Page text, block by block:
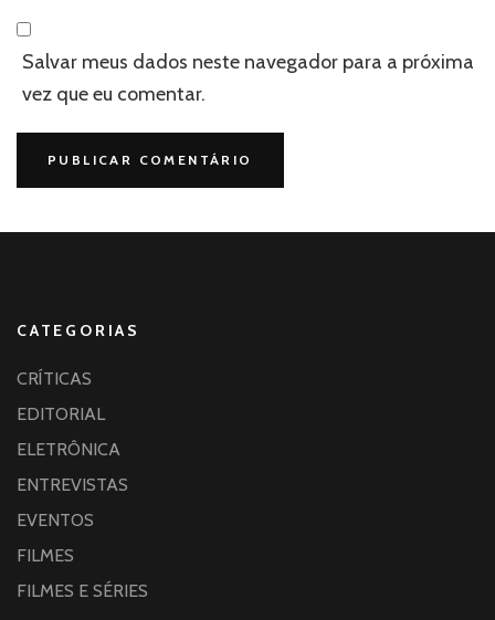
Salvar meus dados neste navegador para a próxima
vez que eu comentar.
CATEGORIAS
CRÍTICAS
EDITORIAL
ELETRÔNICA
ENTREVISTAS
EVENTOS
FILMES
FILMES E SÉRIES